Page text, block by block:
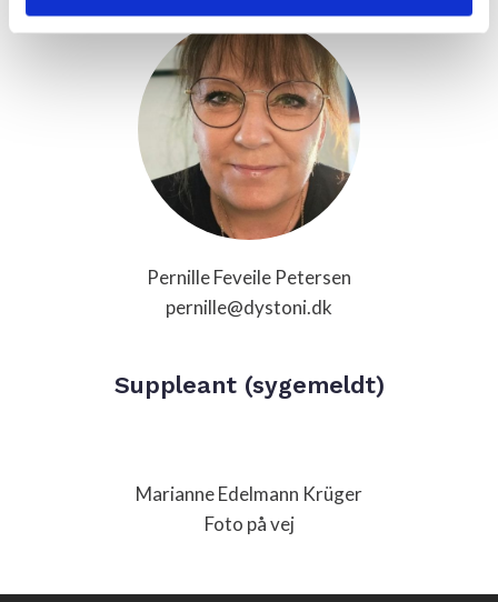
Pernille Feveile Petersen
pernille@dystoni.dk
Suppleant (sygemeldt)
Marianne Edelmann Krüger
Foto på vej